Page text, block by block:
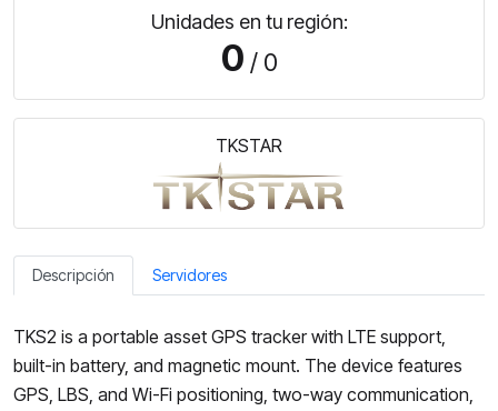
Unidades en tu región:
0 / 0
TKSTAR
Descripción Servidores
TKS2 is a portable asset GPS tracker with LTE support,
built-in battery, and magnetic mount. The device features
GPS, LBS, and Wi-Fi positioning, two-way communication,